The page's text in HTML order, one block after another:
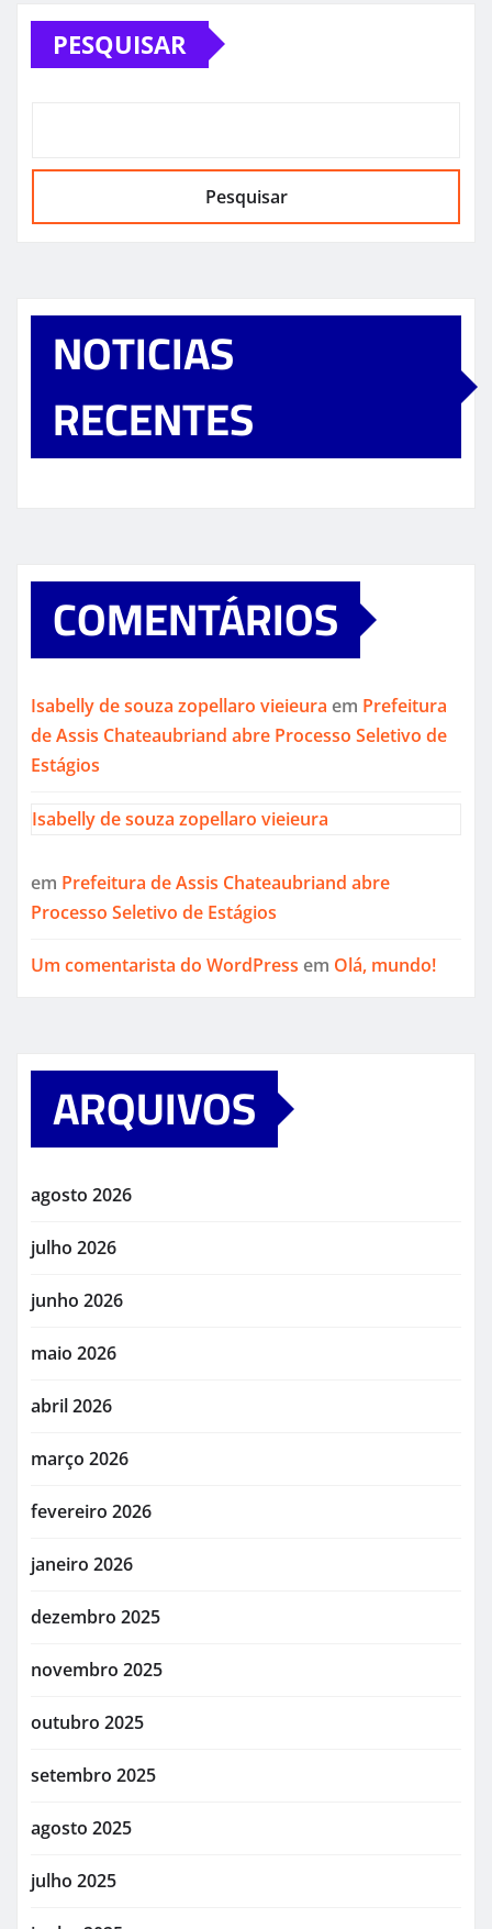
PESQUISAR
Pesquisar
NOTICIAS
RECENTES
COMENTÁRIOS
Isabelly de souza zopellaro vieieura em Prefeitura
de Assis Chateaubriand abre Processo Seletivo de
Estágios
Isabelly de souza zopellaro vieieura
em Prefeitura de Assis Chateaubriand abre
Processo Seletivo de Estágios
Um comentarista do WordPress em Olá, mundo!
ARQUIVOS
agosto 2026
julho 2026
junho 2026
maio 2026
abril 2026
março 2026
fevereiro 2026
janeiro 2026
dezembro 2025
novembro 2025
outubro 2025
setembro 2025
agosto 2025
julho 2025